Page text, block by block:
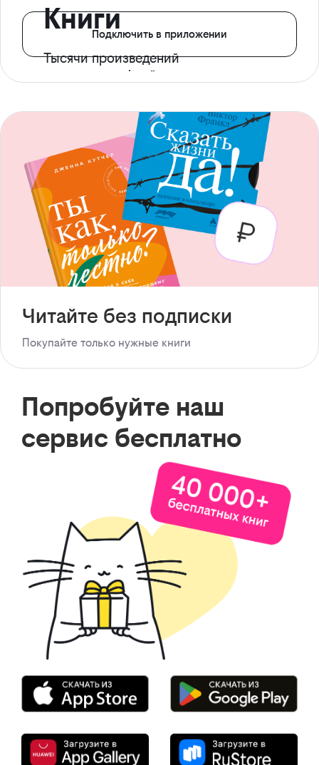
Книги
Тысячи произведений
с доступом офлайн
Подключить в приложении
Читайте без подписки
Покупайте только нужные книги
Попробуйте наш
сервис бесплатно